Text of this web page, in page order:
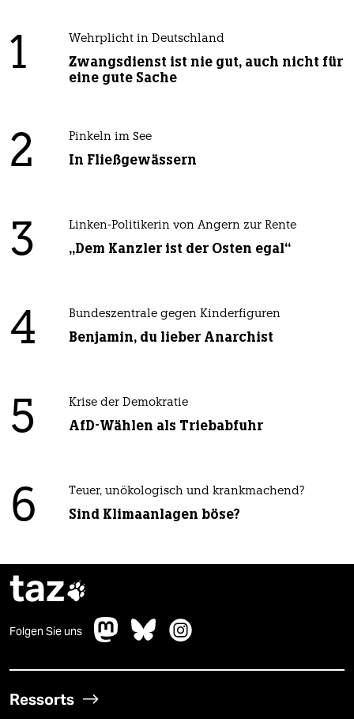
1 Wehrplicht in Deutschland
Zwangsdienst ist nie gut, auch nicht für
eine gute Sache
2 Pinkeln im See
In Fließgewässern
3 Linken-Politikerin von Angern zur Rente
„Dem Kanzler ist der Osten egal“
4 Bundeszentrale gegen Kinderfiguren
Benjamin, du lieber Anarchist
5 Krise der Demokratie
AfD-Wählen als Triebabfuhr
6 Teuer, unökologisch und krankmachend?
Sind Klimaanlagen böse?
taz
Folgen Sie uns
Ressorts